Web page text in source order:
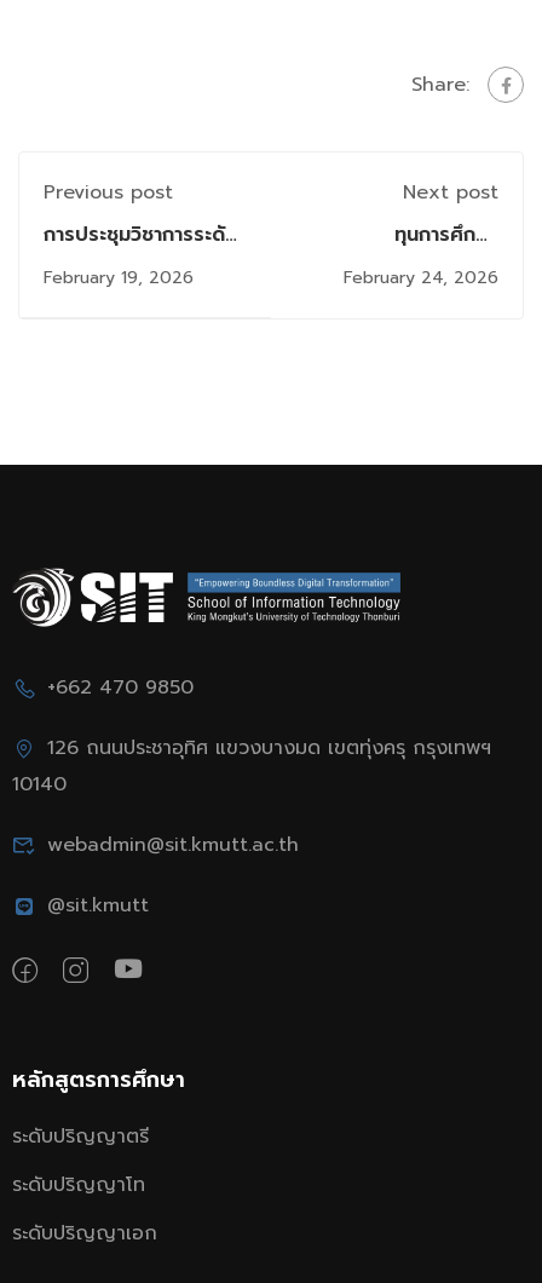
Share:
Previous post
การประชุมวิชาการระดับ
ชาติด้านการบริหาร
จัดการ ครั้งที่ 18 ประจำ
February 19, 2026
Next post
ทุนการศึกษา
"ศ.ดร.สมชาย ชูชีพสกุล
และลูกศิษย์ ประจำปีการ
February 24, 2026
+662 470 9850
126 ถนนประชาอุทิศ แขวงบางมด เขตทุ่งครุ กรุงเทพฯ
10140
webadmin@sit.kmutt.ac.th
@sit.kmutt
หลักสูตรการศึกษา
ระดับปริญญาตรี
ระดับปริญญาโท
ระดับปริญญาเอก